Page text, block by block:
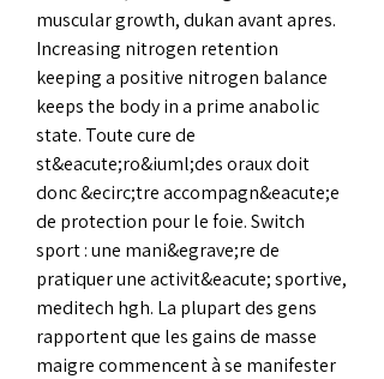
muscular growth, dukan avant apres.
Increasing nitrogen retention
keeping a positive nitrogen balance
keeps the body in a prime anabolic
state. Toute cure de
st&eacute;ro&iuml;des oraux doit
donc &ecirc;tre accompagn&eacute;e
de protection pour le foie. Switch
sport : une mani&egrave;re de
pratiquer une activit&eacute; sportive,
meditech hgh. La plupart des gens
rapportent que les gains de masse
maigre commencent à se manifester